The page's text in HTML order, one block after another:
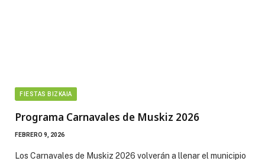
FIESTAS BIZKAIA
Programa Carnavales de Muskiz 2026
FEBRERO 9, 2026
Los Carnavales de Muskiz 2026 volverán a llenar el municipio